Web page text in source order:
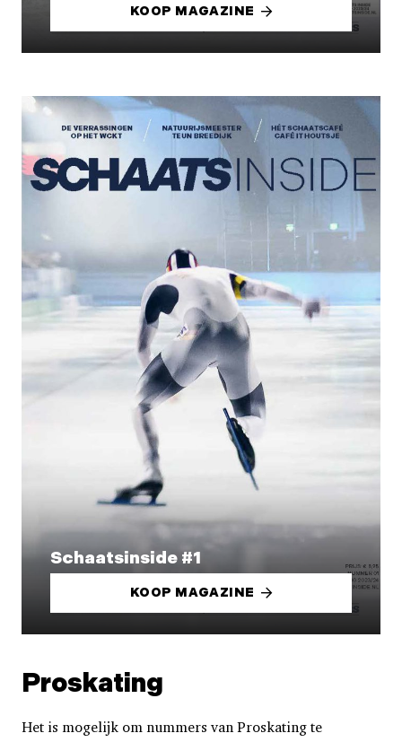
KOOP MAGAZINE
Schaatsinside #1
KOOP MAGAZINE
Proskating
Het is mogelijk om nummers van Proskating te